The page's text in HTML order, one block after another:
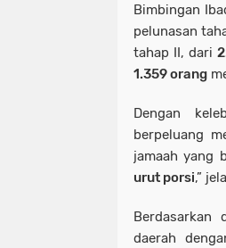
Bimbingan
pelunasan
tahap II, dari
1.359 orang
Dengan
berpeluang
jamaah yang
urut porsi,”
Berdasarkan
daerah